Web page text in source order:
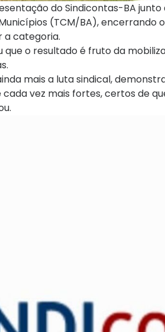
do Sindicontas-BA junto
(TCM/BA), encerrando
a categoria.
o resultado é fruto da
mais a luta sindical,
vez mais fortes, certos de